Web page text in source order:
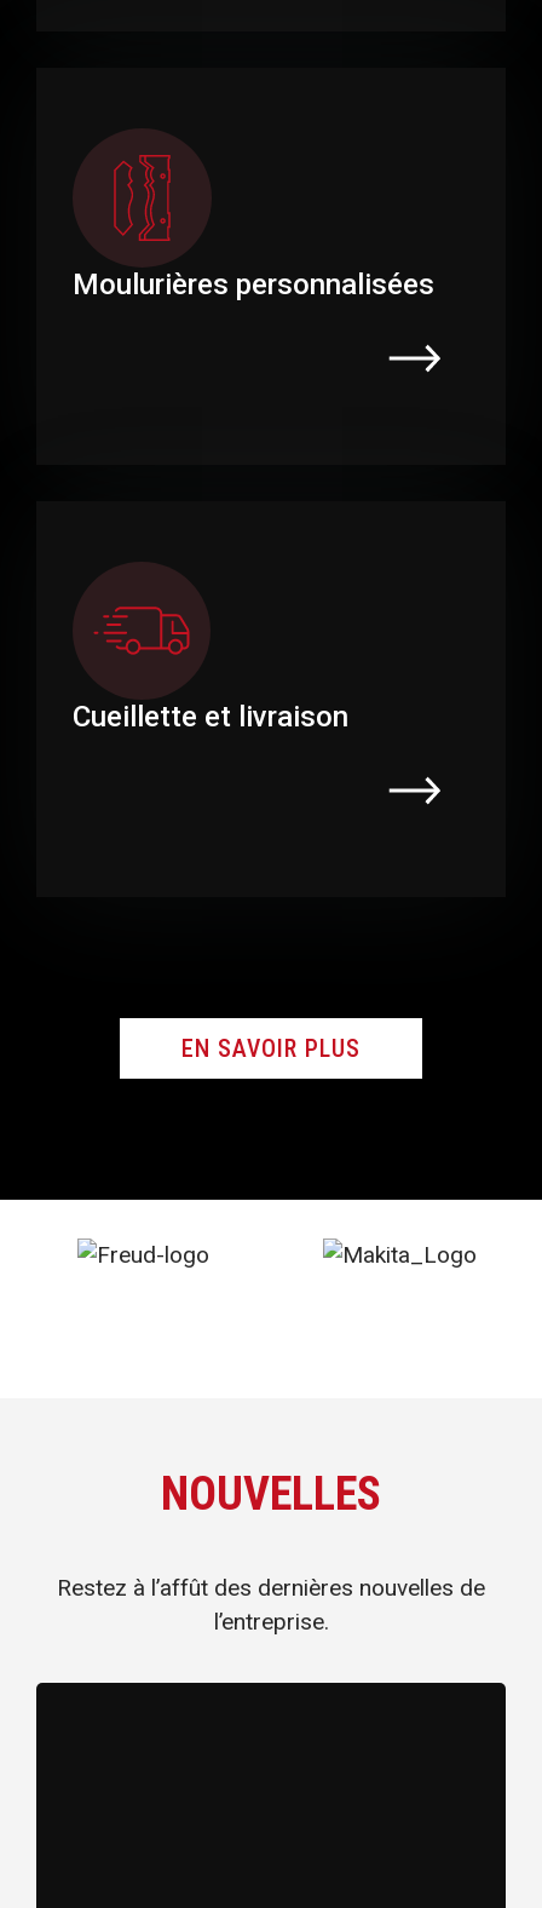
Moulurières personnalisées
Cueillette et livraison
EN SAVOIR PLUS
NOUVELLES
Restez à l’affût des dernières nouvelles de
l’entreprise.